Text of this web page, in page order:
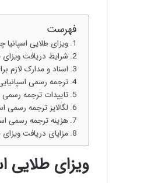
فهرست
ویزای طلایی
شرایط دریافت
اسناد و مدارک لازم
ترجمه رسمی
تاییدات ترجمه رسمی
لگالایز ترجمه رسمی
هزینه ترجمه رسمی
مزایای دریافت ویزای
ویزای طلایی